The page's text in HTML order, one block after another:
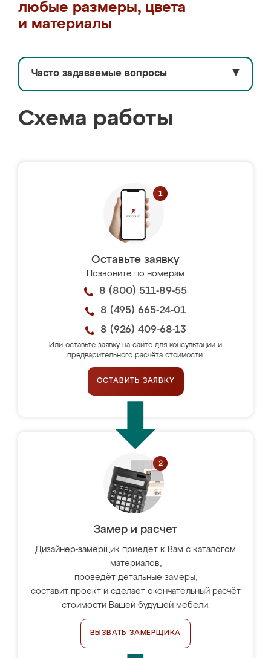
любые размеры, цвета
и материалы
Часто задаваемые вопросы ▼
Схема работы
Оставьте заявку
Позвоните по номерам
8 (800) 511-89-55
8 (495) 665-24-01
8 (926) 409-68-13
Или оставьте заявку на сайте для консультации и
предварительного расчёта стоимости.
ОСТАВИТЬ ЗАЯВКУ
Замер и расчет
Дизайнер-замерщик приедет к Вам с каталогом
материалов,
проведёт детальные замеры,
составит проект и сделает окончательный расчёт
стоимости Вашей будущей мебели.
ВЫЗВАТЬ ЗАМЕРЩИКА